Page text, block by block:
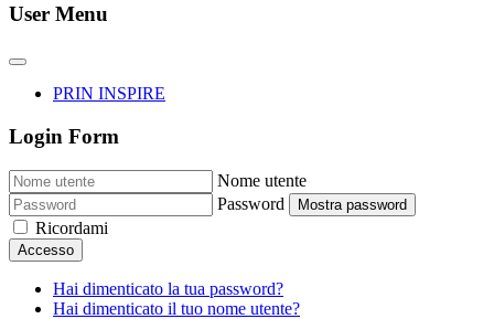
User Menu
PRIN INSPIRE
Login Form
Nome utente
Password
Mostra password
Ricordami
Accesso
Hai dimenticato la tua password?
Hai dimenticato il tuo nome utente?